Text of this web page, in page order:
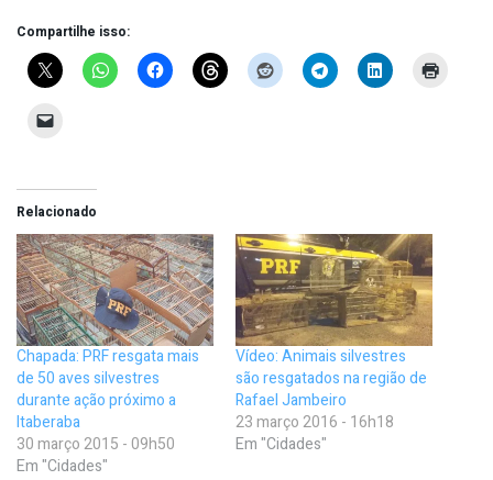
Compartilhe isso:
Relacionado
Chapada: PRF resgata mais
de 50 aves silvestres
durante ação próximo a
Itaberaba
30 março 2015 - 09h50
Em "Cidades"
Vídeo: Animais silvestres
são resgatados na região de
Rafael Jambeiro
23 março 2016 - 16h18
Em "Cidades"